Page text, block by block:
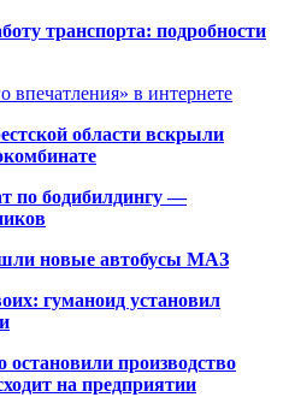
транспорта: подробности
впечатления» в интернете
области вскрыли
по бодибилдингу —
новые автобусы МАЗ
гуманоид установил
остановили производство
на предприятии